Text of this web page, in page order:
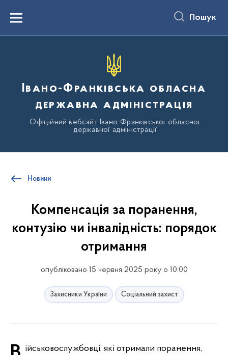
вмістуMenu Пошук
Івано-Франківська обласна
державна адміністрація
Офіційний вебсайт Івано-Франківської обласної
державної адміністрації
Новини
Компенсація за поранення,
контузію чи інвалідність: порядок
отримання
опубліковано 15 червня 2025 року о 10:00
Захисники України Соціальний захист